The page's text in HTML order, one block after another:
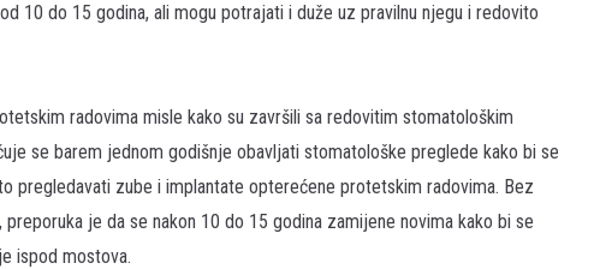
10 do 15 godina, ali mogu potrajati i duže uz pravilnu njegu i redovito
radovima misle kako su završili sa redovitim stomatološkim
se barem jednom godišnje obavljati stomatološke preglede kako bi se
pregledavati zube i implantate opterećene protetskim radovima. Bez
je da se nakon 10 do 15 godina zamijene novima kako bi se
ispod mostova.